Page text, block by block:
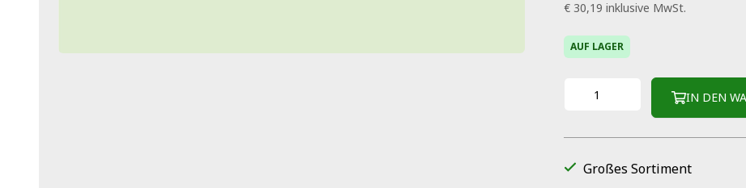
€ 30,19 inklusive MwSt.
AUF LAGER
IN DEN
Großes Sortiment